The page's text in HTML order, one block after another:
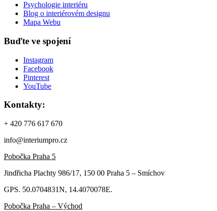
Psychologie interiéru
Blog o interiérovém designu
Mapa Webu
Buďte ve spojení
Instagram
Facebook
Pinterest
YouTube
Kontakty:
+ 420 776 617 670
info@interiumpro.cz
Pobočka Praha 5
Jindřicha Plachty 986/17, 150 00 Praha 5 – Smíchov
GPS. 50.0704831N, 14.4070078E.
Pobočka Praha – Východ